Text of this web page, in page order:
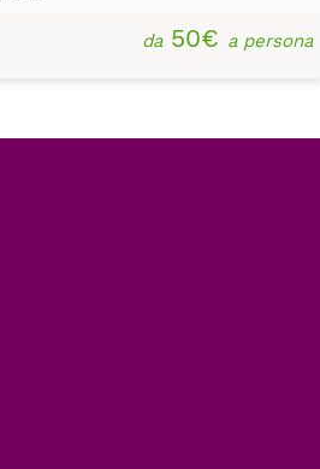
da50€ a persona